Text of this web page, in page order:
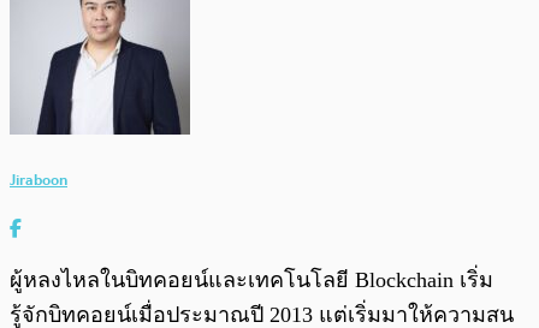
Jiraboon
ผู้หลงไหลในบิทคอยน์และเทคโนโลยี Blockchain เริ่ม
รู้จักบิทคอยน์เมื่อประมาณปี 2013 แต่เริ่มมาให้ความสน